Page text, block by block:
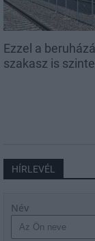
Ezzel a
szakasz is
HÍRLEVÉL
Név